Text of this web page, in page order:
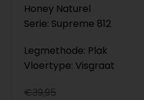
Honey Naturel
Serie: Supreme 812
Legmethode: Plak
Vloertype: Visgraat
€39,95